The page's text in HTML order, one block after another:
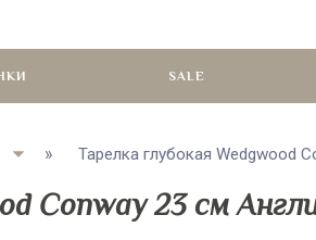
SALE
Тарелка глубокая Wedgwood
Conway 23 см